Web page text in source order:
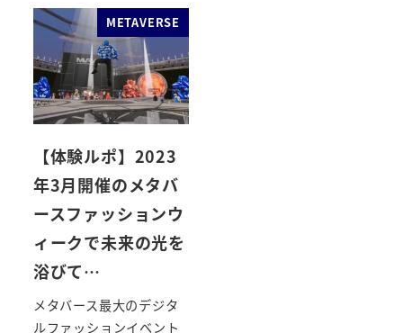
METAVERSE
【体験ルポ】2023
年3月開催のメタバ
ースファッションウ
ィークで未来の光を
浴びて…
メタバース最大のデジタ
ルファッションイベント